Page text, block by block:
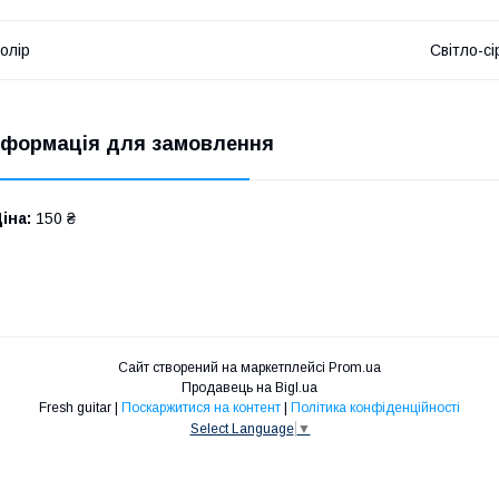
Світло-
для замовлення
150 ₴
Сайт створений на маркетплейсі Prom.ua
Продавець на Bigl.ua
Поскаржитися на контент
Політика конфіденційності
Select Language ▼